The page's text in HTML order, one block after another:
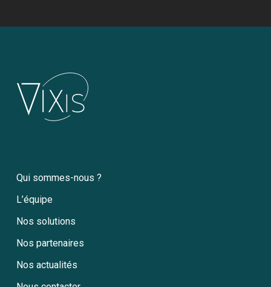
Qui sommes-nous ?
L’équipe
Nos solutions
Nos partenaires
Nos actualités